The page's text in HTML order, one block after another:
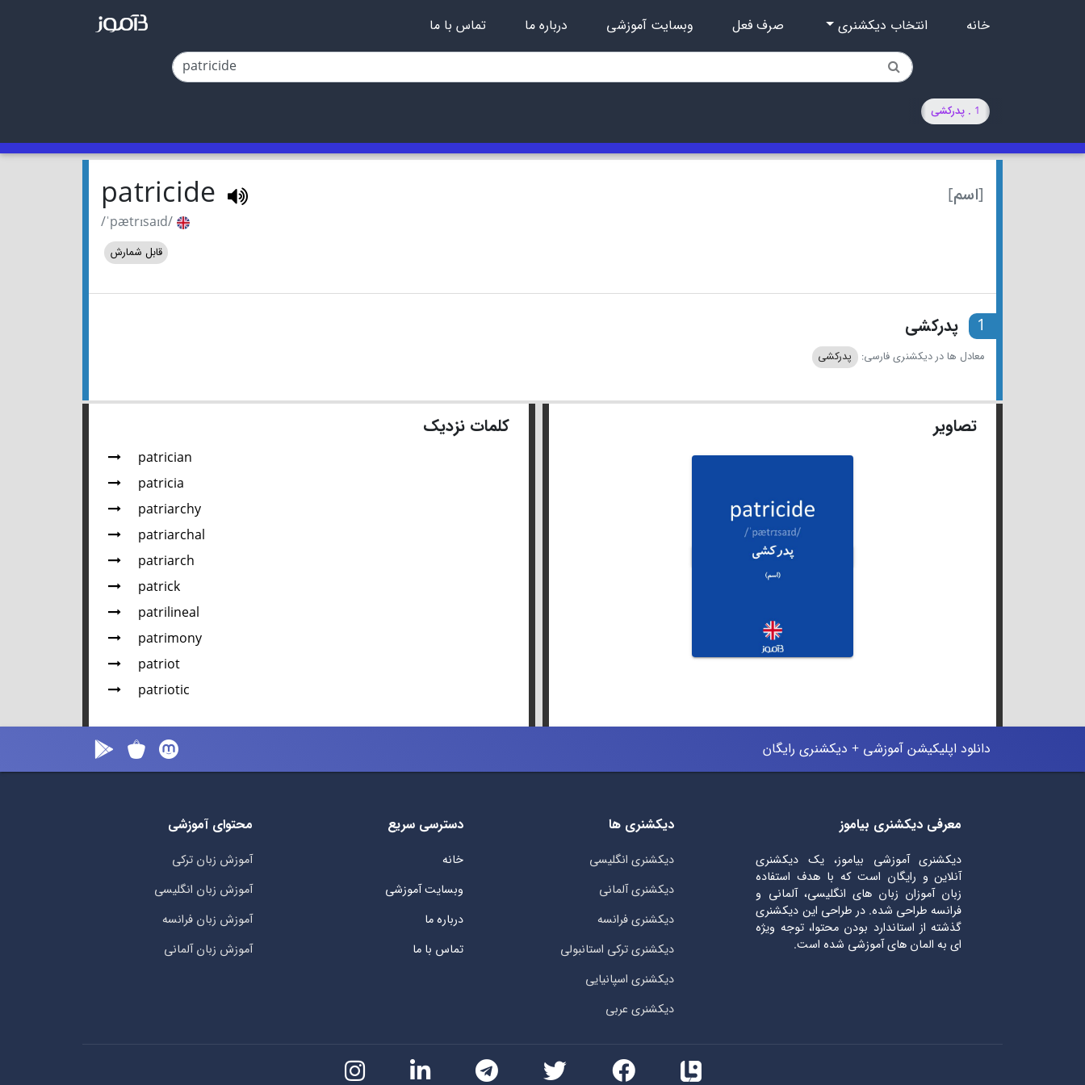
خانه انتخاب دیکشنری صرف فعل وبسایت آموزشی درباره ما تماس با ما
1 . پدرکشی
[اسم] patricide
/ˈpætrɪsaɪd/
قابل شمارش
1 پدرکشی
معادل ها در دیکشنری فارسی: پدرکشی
تصاویر کلمات نزدیک
patrician
patricia
patriarchy
patriarchal
patriarch
patrick
patrilineal
patrimony
patriot
patriotic
دانلود اپلیکیشن آموزشی + دیکشنری رایگان
معرفی دیکشنری بیاموز
دیکشنری آموزشی بیاموز، یک دیکشنری
آنلاین و رایگان است که با هدف استفاده
زبان آموزان زبان های انگلیسی، آلمانی و
فرانسه طراحی شده. در طراحی این دیکشنری
گذشته از استاندارد بودن محتوا، توجه ویژه
ای به المان های آموزشی شده است.
دیکشنری ها
دیکشنری انگلیسی
دیکشنری آلمانی
دیکشنری فرانسه
دیکشنری ترکی استانبولی
دیکشنری اسپانیایی
دیکشنری عربی
دسترسی سریع
خانه
وبسایت آموزشی
درباره ما
تماس با ما
محتوای آموزشی
آموزش زبان ترکی
آموزش زبان انگلیسی
آموزش زبان فرانسه
آموزش زبان آلمانی